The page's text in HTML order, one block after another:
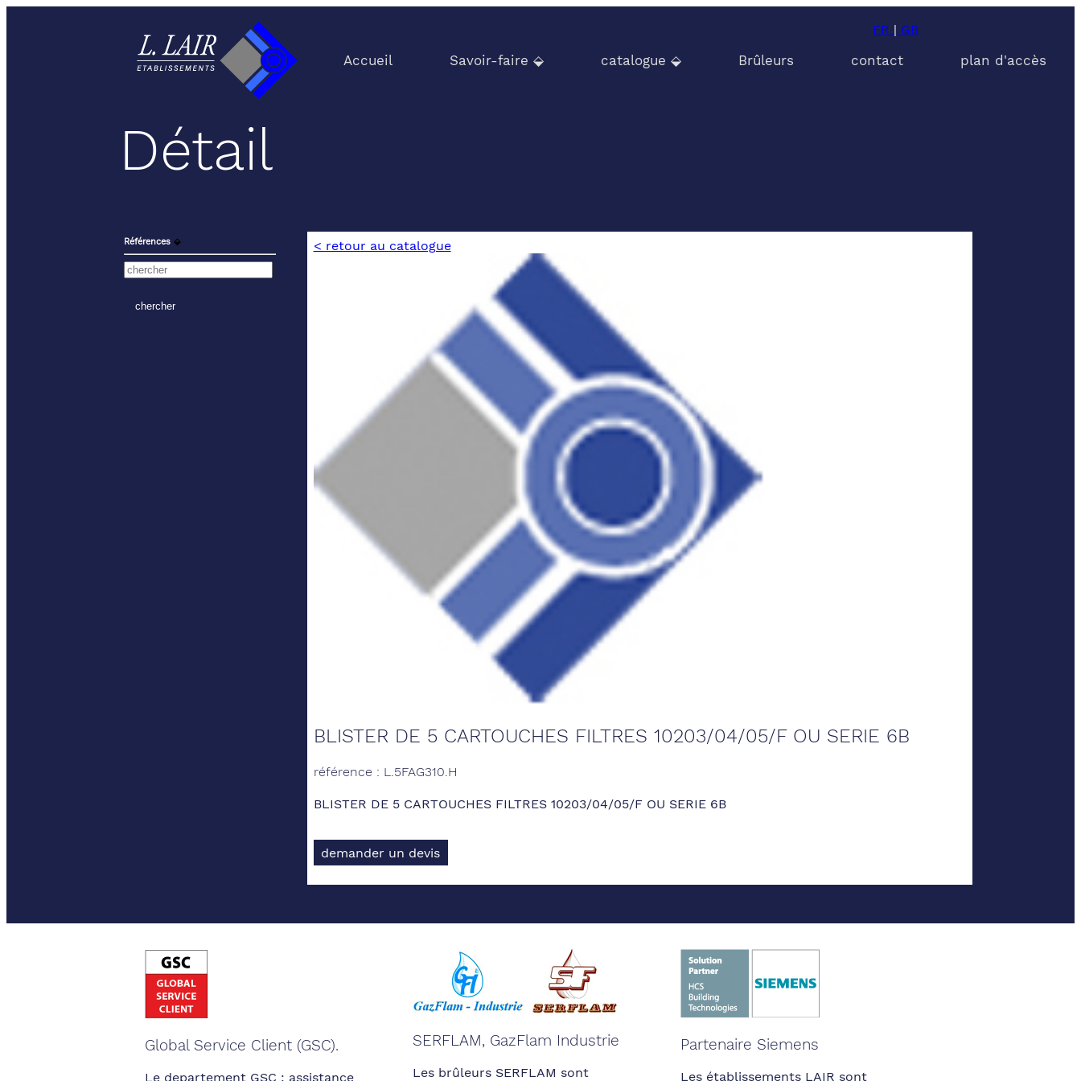
FR | GB
Accueil Savoir-faire ⬙ catalogue ⬙ Brûleurs contact plan d'accès
Détail
Références ⬙ < retour au catalogue
BLISTER DE 5 CARTOUCHES FILTRES 10203/04/05/F OU SERIE 6B
référence : L.5FAG310.H
BLISTER DE 5 CARTOUCHES FILTRES 10203/04/05/F OU SERIE 6B
demander un devis
Global Service Client (GSC).
Le departement GSC : assistance
SERFLAM, GazFlam Industrie
Les brûleurs SERFLAM sont
Partenaire Siemens
Les établissements LAIR sont